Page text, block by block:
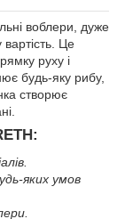
воблери, дуже
Це
руху і
будь-яку рибу,
створює
яких умов